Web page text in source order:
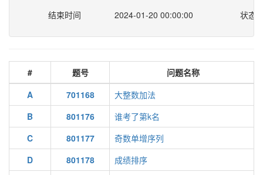
结束时间
2024-01-20 00:00:00 状态
# 题号
问题名称
A
701168
大整数加法
B
801176
谁考了第k名
C
801177
奇数单增序列
D
801178
成绩排序